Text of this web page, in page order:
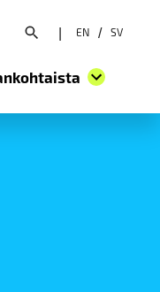
Avaa hakuvalikko
EN / SV